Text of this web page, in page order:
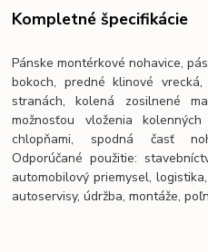
Kompletné špecifikácie
Pánske montérkové nohavice,
bokoch, predné klinové
stranách, kolená zosilnené
možnosťou vloženia
chlopňami, spodná časť
Odporúčané použitie:
automobilový priemysel,
autoservisy, údržba, montáže,